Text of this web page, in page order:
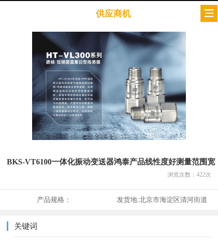
供应商机
BKS-VT6100一体化振动变送器鸿泰产品线性度好测量范围宽
浏览次数： 422次
产品规格： 发货地:北京市海淀区清河街道
关键词